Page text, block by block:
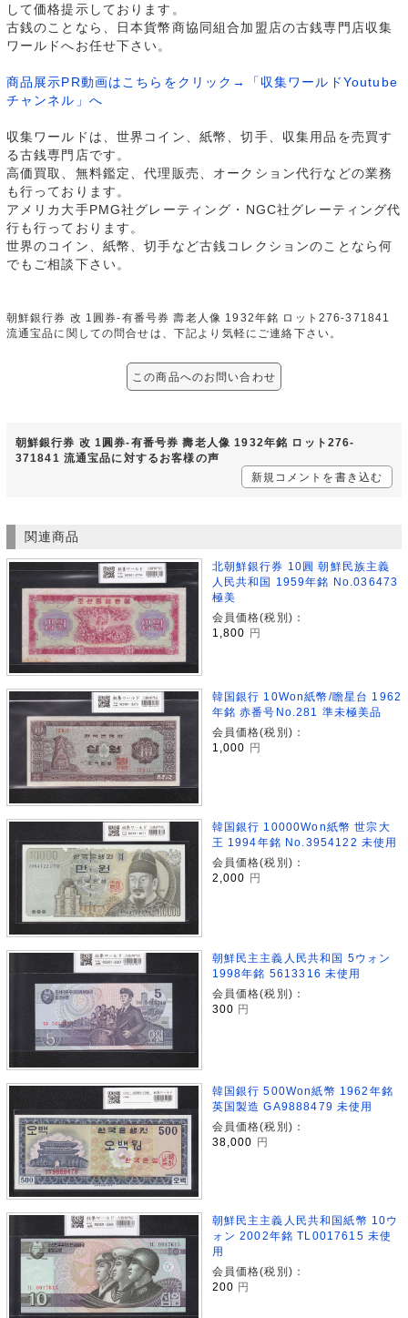
して価格提示しております。
古銭のことなら、日本貨幣商協同組合加盟店の古銭専門店収集
ワールドへお任せ下さい。
商品展示PR動画はこちらをクリック→「収集ワールドYoutube
チャンネル」へ
収集ワールドは、世界コイン、紙幣、切手、収集用品を売買す
る古銭専門店です。
高価買取、無料鑑定、代理販売、オークション代行などの業務
も行っております。
アメリカ大手PMG社グレーティング・NGC社グレーティング代
行も行っております。
世界のコイン、紙幣、切手など古銭コレクションのことなら何
でもご相談下さい。
朝鮮銀行券 改 1圓券-有番号券 壽老人像 1932年銘 ロット276-371841
流通宝品に関しての問合せは、下記より気軽にご連絡下さい。
この商品へのお問い合わせ
朝鮮銀行券 改 1圓券-有番号券 壽老人像 1932年銘 ロット276-
371841 流通宝品に対するお客様の声
新規コメントを書き込む
関連商品
北朝鮮銀行券 10圓 朝鮮民族主義
人民共和国 1959年銘 No.036473
極美
会員価格(税別)：
1,800
円
韓国銀行 10Won紙幣/瞻星台 1962
年銘 赤番号No.281 準未極美品
会員価格(税別)：
1,000 円
韓国銀行 10000Won紙幣 世宗大
王 1994年銘 No.3954122 未使用
会員価格(税別)：
2,000 円
朝鮮民主主義人民共和国 5ウォン
1998年銘 5613316 未使用
会員価格(税別)：
300 円
韓国銀行 500Won紙幣 1962年銘
英国製造 GA9888479 未使用
会員価格(税別)：
38,000 円
朝鮮民主主義人民共和国紙幣 10ウ
ォン 2002年銘 TL0017615 未使
用
会員価格(税別)：
200 円